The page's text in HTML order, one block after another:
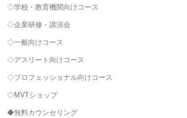
◇学校・教育機関向けコース
◇企業研修・講演会
◇一般向けコース
◇アスリート向けコース
◇プロフェッショナル向けコース
◇MVTショップ
◆無料カウンセリング